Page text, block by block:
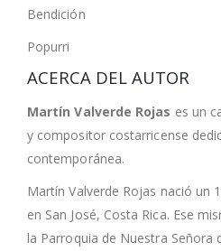
Bendición
Popurri
ACERCA DEL AUTOR
Martín Valverde Rojas es un
y compositor costarricense
contemporánea.
Martín Valverde Rojas nació un
en San José, Costa Rica. Ese
la Parroquia de Nuestra Señora